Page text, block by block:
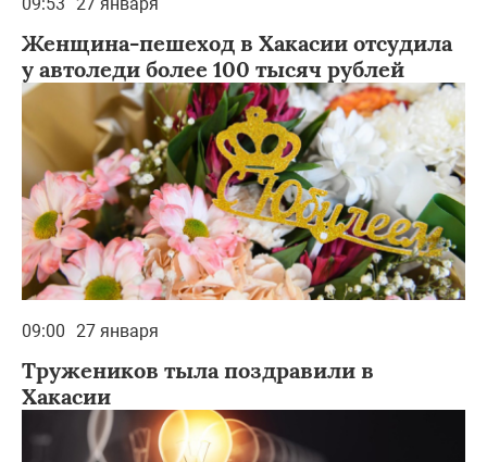
Женщина-пешеход в Хакасии отсудила
у автоледи более 100 тысяч рублей
09:00 27 января
Тружеников тыла поздравили в
Хакасии